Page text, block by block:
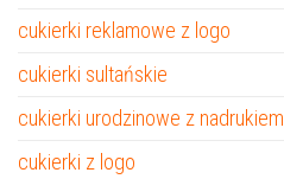
cukierki reklamowe z logo
cukierki sultańskie
cukierki urodzinowe z nadrukiem
cukierki z logo